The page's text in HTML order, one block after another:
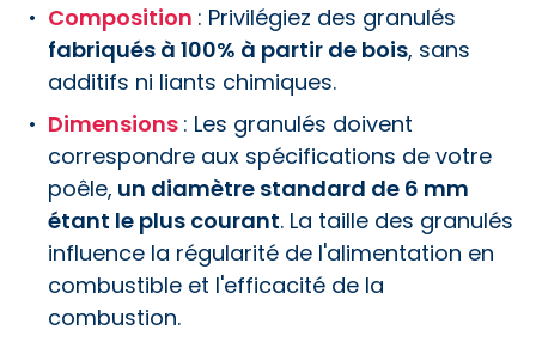
Composition : Privilégiez des granulés
fabriqués à 100% à partir de bois, sans
additifs ni liants chimiques.
Dimensions : Les granulés doivent
correspondre aux spécifications de votre
poêle, un diamètre standard de 6 mm
étant le plus courant. La taille des granulés
influence la régularité de l'alimentation en
combustible et l'efficacité de la
combustion.